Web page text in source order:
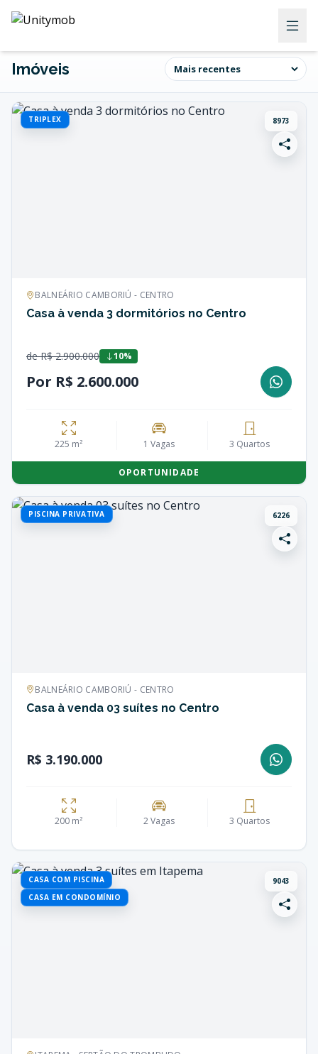
Imóveis
TRIPLEX 8973
BALNEÁRIO CAMBORIÚ - CENTRO
Casa à venda 3 dormitórios no Centro
de R$ 2.900.000 10%
Por R$ 2.600.000
225 m² 1 Vagas 3 Quartos
OPORTUNIDADE
PISCINA PRIVATIVA 6226
BALNEÁRIO CAMBORIÚ - CENTRO
Casa à venda 03 suítes no Centro
R$ 3.190.000
200 m² 2 Vagas 3 Quartos
CASA COM PISCINA
CASA EM CONDOMÍNIO
9043